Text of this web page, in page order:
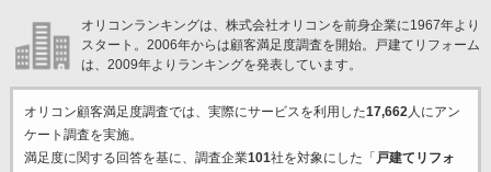
オリコンランキングは、株式会社オリコンを前身企業に1967年より
スタート。2006年からは顧客満足度調査を開始。戸建てリフォーム
は、2009年よりランキングを発表しています。
オリコン顧客満足度調査では、実際にサービスを利用した17,662人にアン
ケート調査を実施。
満足度に関する回答を基に、調査企業101社を対象にした「 戸建てリフォ